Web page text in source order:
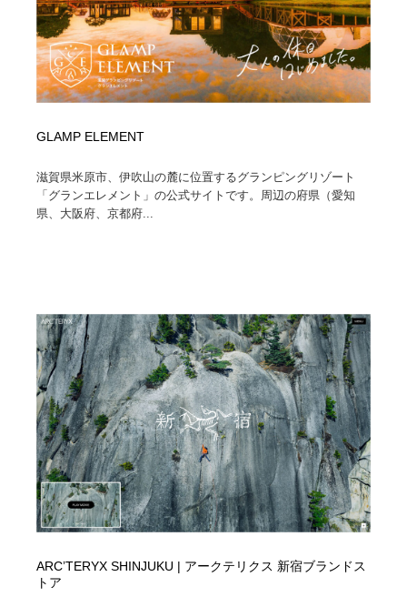
GLAMP ELEMENT
滋賀県米原市、伊吹山の麓に位置するグランピングリゾート
「グランエレメント」の公式サイトです。周辺の府県（愛知
県、大阪府、京都府...
ARC’TERYX SHINJUKU | アークテリクス 新宿ブランドス
トア